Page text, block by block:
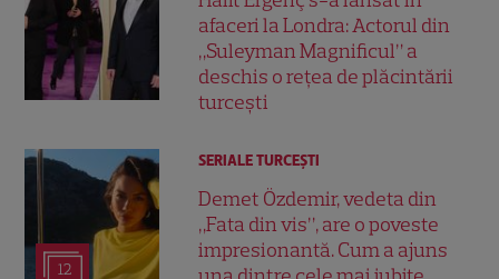
afaceri la Londra: Actorul din
„Suleyman Magnificul” a
deschis o rețea de plăcintării
turcești
12
SERIALE TURCEŞTI
Demet Özdemir, vedeta din
„Fata din vis”, are o poveste
impresionantă. Cum a ajuns